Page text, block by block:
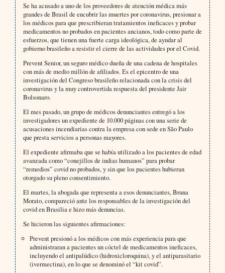
Se ha acusado a uno de los proveedores de atención médica más
grandes de Brasil de encubrir las muertes por coronavirus, presionar a
los médicos para que prescribieran tratamientos ineficaces y probar
medicamentos no probados en pacientes ancianos, todo como parte de
esfuerzos, que tienen una fuerte carga ideológica, de ayudar al
gobierno brasileño a resistir el cierre de las actividades por el Covid.
Prevent Senior, un seguro médico dueña de una cadena de hospitales
con más de medio millón de afiliados. Es el epicentro de una
investigación del Congreso brasileño relacionada con la crisis del
coronavirus y la muy controvertida respuesta del presidente Jair
Bolsonaro.
El mes pasado, un grupo de médicos denunciantes entregó a los
investigadores un expediente de 10.000 páginas con una serie de
acusaciones incendiarias contra la empresa con sede en São Paulo
que presta servicios a personas mayores.
El expediente afirmaba que se había utilizado a los pacientes de edad
avanzada como “conejillos de indias humanos” para probar
“remedios” covid no probados, y sin que los pacientes hubieran
otorgado su pleno consentimiento.
El martes, la abogada que representa a esos denunciantes, Bruna
Morato, compareció ante los responsables de la investigación del
covid en Brasilia e hizo más denuncias.
Se hicieron las siguientes afirmaciones:
Prevent presionó a los médicos con más experiencia para que
administraran a pacientes un cóctel de medicamentos ineficaces,
incluyendo el antipalúdico (hidroxicloroquina), y el antiparasitario
(ivermectina), en lo que se denominó el “kit covid”.